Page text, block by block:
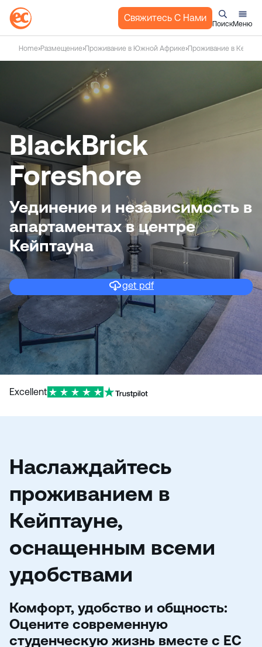
с
н
ю
Свяжитесь С Нами
ПоискМеню
Home Размещение Проживание в Южной Африке Проживание в
BlackBrick
Foreshore
Уединение и независимость в
апартаментах в центре
Кейптауна
get pdf
Excellent
Наслаждайтесь
проживанием в
Кейптауне,
оснащенным всеми
удобствами
Комфорт, удобство и общность:
Оцените современную
студенческую жизнь вместе с EC